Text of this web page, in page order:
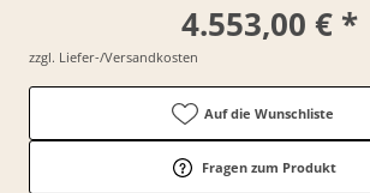
4.553,00 € *
zzgl. Liefer-/Versandkosten
Auf die Wunschliste
Fragen zum Produkt